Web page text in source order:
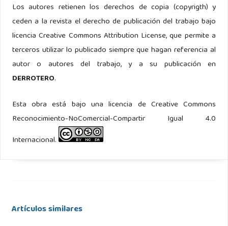
Los autores retienen los derechos de copia (copyrigth) y
ceden a la revista el derecho de publicación del trabajo bajo
licencia Creative Commons Attribution License, que permite a
terceros utilizar lo publicado siempre que hagan referencia al
autor o autores del trabajo, y a su publicación en
DERROTERO.
Esta obra está bajo una licencia de Creative Commons
Reconocimiento-NoComercial-Compartir Igual 4.0
Internacional.
Artículos similares